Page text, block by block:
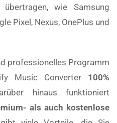
wie Samsung
Pixel, Nexus, OnePlus und
professionelles Programm
Music Converter 100%
hinaus funktioniert
als auch kostenlose